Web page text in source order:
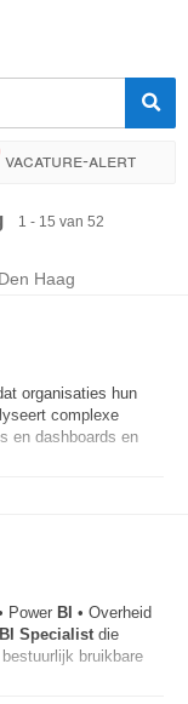
Vacature-alert
Uitzendbureau
1 - 15 van 52
Haag
organisaties hun
complexe
en dashboards en
Power BI • Overheid
BI Specialist die
bruikbare